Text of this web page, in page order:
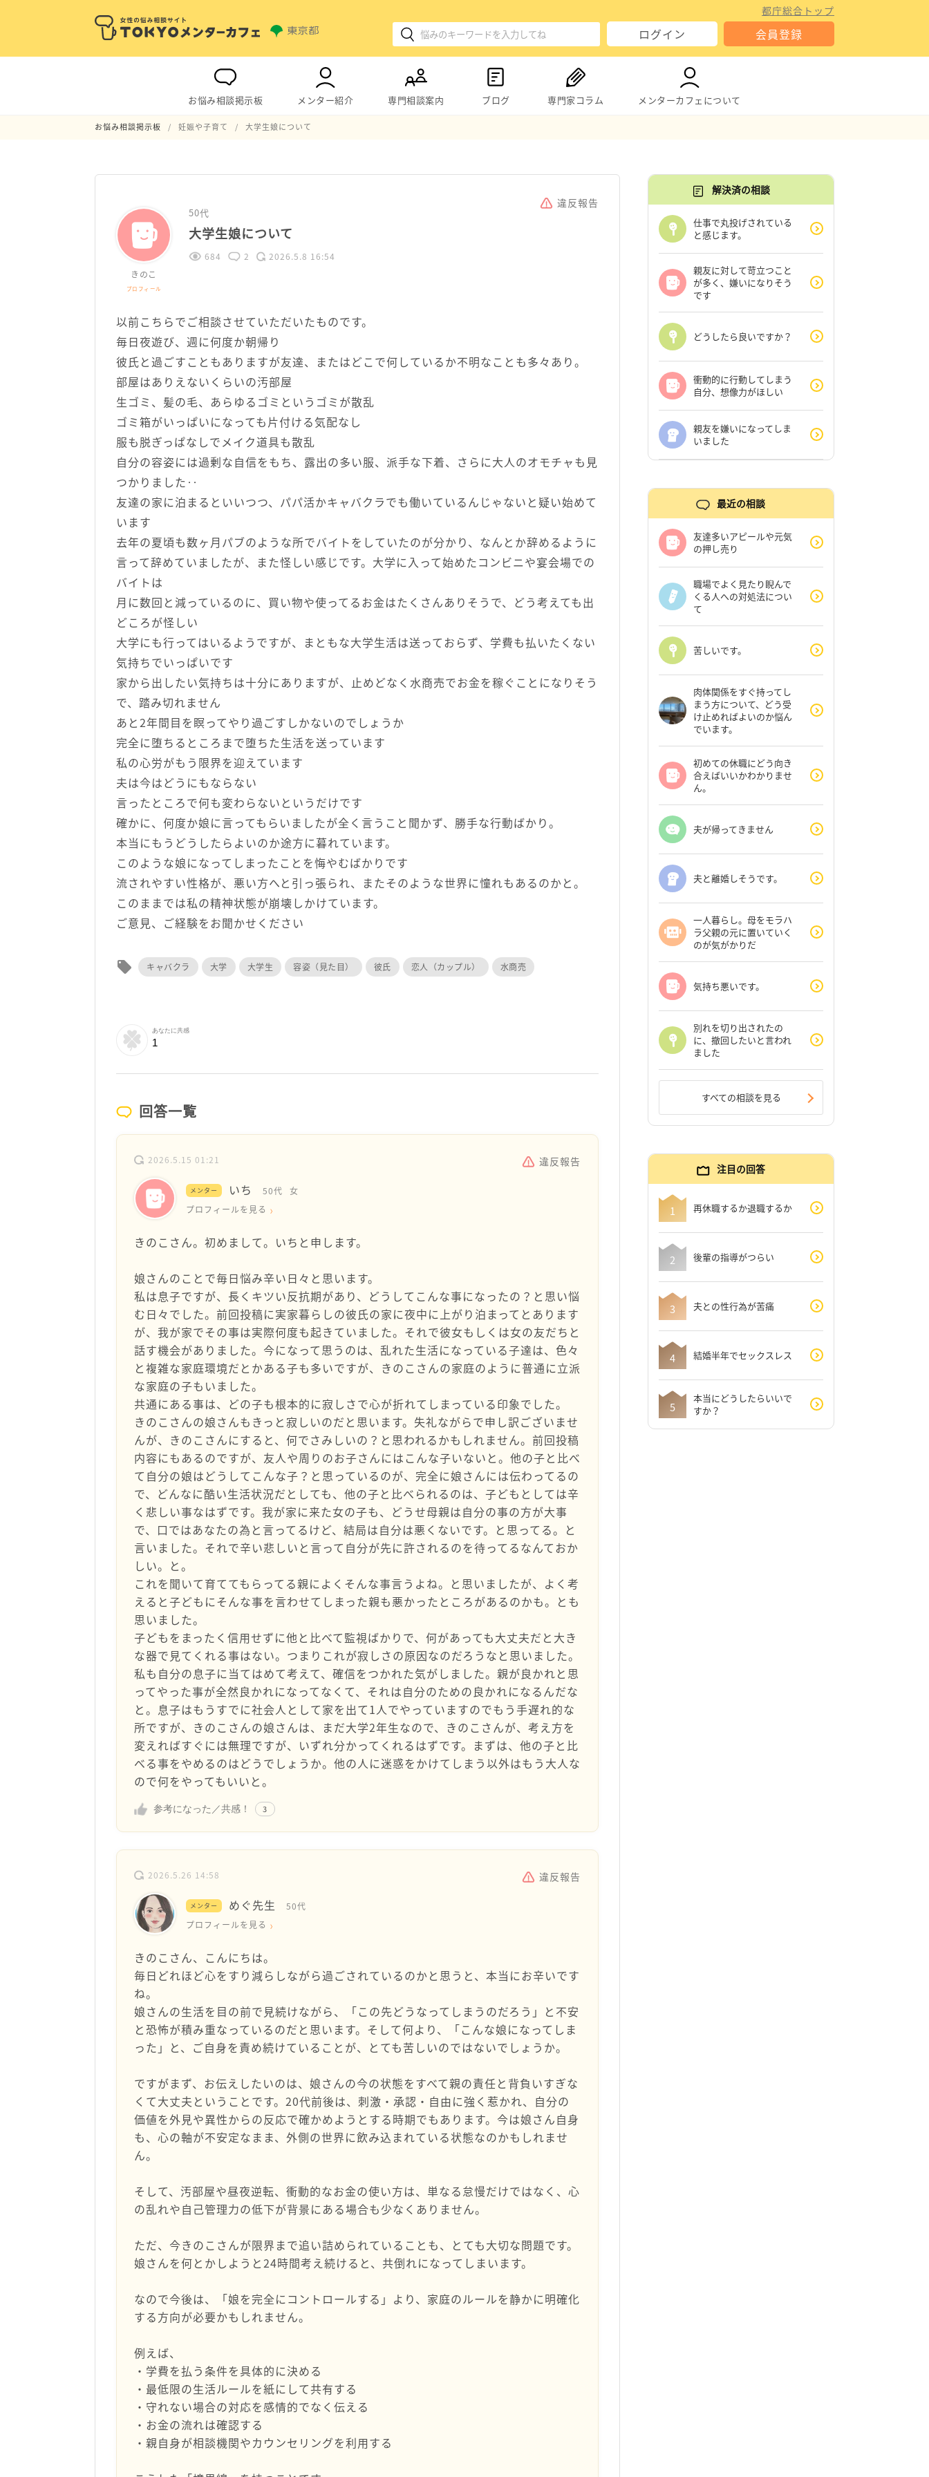
都庁総合トップ
ログイン 会員登録
お悩み相談掲示板 メンター紹介 専門相談案内 ブログ 専門家コラム メンターカフェについて
お悩み相談掲示板 妊娠や子育て 大学生娘について
違反報告
きのこ
プロフィール
50代
大学生娘について
684 2 2026.5.8 16:54
以前こちらでご相談させていただいたものです。
毎日夜遊び、週に何度か朝帰り
彼氏と過ごすこともありますが友達、またはどこで何しているか不明なことも多々あり。
部屋はありえないくらいの汚部屋
生ゴミ、髪の毛、あらゆるゴミというゴミが散乱
ゴミ箱がいっぱいになっても片付ける気配なし
服も脱ぎっぱなしでメイク道具も散乱
自分の容姿には過剰な自信をもち、露出の多い服、派手な下着、さらに大人のオモチャも見
つかりました‥
友達の家に泊まるといいつつ、パパ活かキャバクラでも働いているんじゃないと疑い始めて
います
去年の夏頃も数ヶ月パブのような所でバイトをしていたのが分かり、なんとか辞めるように
言って辞めていましたが、また怪しい感じです。大学に入って始めたコンビニや宴会場での
バイトは
月に数回と減っているのに、買い物や使ってるお金はたくさんありそうで、どう考えても出
どころが怪しい
大学にも行ってはいるようですが、まともな大学生活は送っておらず、学費も払いたくない
気持ちでいっぱいです
家から出したい気持ちは十分にありますが、止めどなく水商売でお金を稼ぐことになりそう
で、踏み切れません
あと2年間目を瞑ってやり過ごすしかないのでしょうか
完全に堕ちるところまで堕ちた生活を送っています
私の心労がもう限界を迎えています
夫は今はどうにもならない
言ったところで何も変わらないというだけです
確かに、何度か娘に言ってもらいましたが全く言うこと聞かず、勝手な行動ばかり。
本当にもうどうしたらよいのか途方に暮れています。
このような娘になってしまったことを悔やむばかりです
流されやすい性格が、悪い方へと引っ張られ、またそのような世界に憧れもあるのかと。
このままでは私の精神状態が崩壊しかけています。
ご意見、ご経験をお聞かせください
local_offer キャバクラ 大学 大学生 容姿（見た目） 彼氏 恋人（カップル） 水商売
あなたに共感
1
回答一覧
2026.5.15 01:21 違反報告
メンター いち 50代
女
プロフィールを見る
きのこさん。初めまして。いちと申します。
娘さんのことで毎日悩み辛い日々と思います。
私は息子ですが、長くキツい反抗期があり、どうしてこんな事になったの？と思い悩
む日々でした。前回投稿に実家暮らしの彼氏の家に夜中に上がり泊まってとあります
が、我が家でその事は実際何度も起きていました。それで彼女もしくは女の友だちと
話す機会がありました。今になって思うのは、乱れた生活になっている子達は、色々
と複雑な家庭環境だとかある子も多いですが、きのこさんの家庭のように普通に立派
な家庭の子もいました。
共通にある事は、どの子も根本的に寂しさで心が折れてしまっている印象でした。
きのこさんの娘さんもきっと寂しいのだと思います。失礼ながらで申し訳ございませ
んが、きのこさんにすると、何でさみしいの？と思われるかもしれません。前回投稿
内容にもあるのですが、友人や周りのお子さんにはこんな子いないと。他の子と比べ
て自分の娘はどうしてこんな子？と思っているのが、完全に娘さんには伝わってるの
で、どんなに酷い生活状況だとしても、他の子と比べられるのは、子どもとしては辛
く悲しい事なはずです。我が家に来た女の子も、どうせ母親は自分の事の方が大事
で、口ではあなたの為と言ってるけど、結局は自分は悪くないです。と思ってる。と
言いました。それで辛い悲しいと言って自分が先に許されるのを待ってるなんておか
しい。と。
これを聞いて育ててもらってる親によくそんな事言うよね。と思いましたが、よく考
えると子どもにそんな事を言わせてしまった親も悪かったところがあるのかも。とも
思いました。
子どもをまったく信用せずに他と比べて監視ばかりで、何があっても大丈夫だと大き
な器で見てくれる事はない。つまりこれが寂しさの原因なのだろうなと思いました。
私も自分の息子に当てはめて考えて、確信をつかれた気がしました。親が良かれと思
ってやった事が全然良かれになってなくて、それは自分のための良かれになるんだな
と。息子はもうすでに社会人として家を出て1人でやっていますのでもう手遅れ的な
所ですが、きのこさんの娘さんは、まだ大学2年生なので、きのこさんが、考え方を
変えればすぐには無理ですが、いずれ分かってくれるはずです。まずは、他の子と比
べる事をやめるのはどうでしょうか。他の人に迷惑をかけてしまう以外はもう大人な
ので何をやってもいいと。
参考になった／共感！ 3
2026.5.26 14:58 違反報告
メンター めぐ先生
50代
プロフィールを見る
きのこさん、こんにちは。
毎日どれほど心をすり減らしながら過ごされているのかと思うと、本当にお辛いです
ね。
娘さんの生活を目の前で見続けながら、「この先どうなってしまうのだろう」と不安
と恐怖が積み重なっているのだと思います。そして何より、「こんな娘になってしま
った」と、ご自身を責め続けていることが、とても苦しいのではないでしょうか。
ですがまず、お伝えしたいのは、娘さんの今の状態をすべて親の責任と背負いすぎな
くて大丈夫ということです。20代前後は、刺激・承認・自由に強く惹かれ、自分の
価値を外見や異性からの反応で確かめようとする時期でもあります。今は娘さん自身
も、心の軸が不安定なまま、外側の世界に飲み込まれている状態なのかもしれませ
ん。
そして、汚部屋や昼夜逆転、衝動的なお金の使い方は、単なる怠慢だけではなく、心
の乱れや自己管理力の低下が背景にある場合も少なくありません。
ただ、今きのこさんが限界まで追い詰められていることも、とても大切な問題です。
娘さんを何とかしようと24時間考え続けると、共倒れになってしまいます。
なので今後は、「娘を完全にコントロールする」より、家庭のルールを静かに明確化
する方向が必要かもしれません。
例えば、
・学費を払う条件を具体的に決める
・最低限の生活ルールを紙にして共有する
・守れない場合の対応を感情的でなく伝える
・お金の流れは確認する
・親自身が相談機関やカウンセリングを利用する
解決済の相談
仕事で丸投げされている
と感じます。
親友に対して苛立つこと
が多く、嫌いになりそう
です
どうしたら良いですか？
衝動的に行動してしまう
自分、想像力がほしい
親友を嫌いになってしま
いました
最近の相談
友達多いアピールや元気
の押し売り
職場でよく見たり睨んで
くる人への対処法につい
て
苦しいです。
肉体関係をすぐ持ってし
まう方について、どう受
け止めればよいのか悩ん
でいます。
初めての休職にどう向き
合えばいいかわかりませ
ん。
夫が帰ってきません
夫と離婚しそうです。
一人暮らし。母をモラハ
ラ父親の元に置いていく
のが気がかりだ
気持ち悪いです。
別れを切り出されたの
に、撤回したいと言われ
ました
すべての相談を見る
注目の回答
再休職するか退職するか
後輩の指導がつらい
夫との性行為が苦痛
結婚半年でセックスレス
本当にどうしたらいいで
すか？